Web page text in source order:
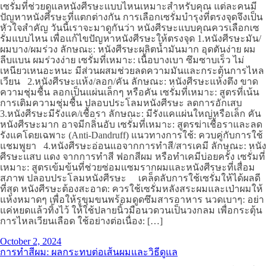
เซรั่มที่ช่วยดูแลหนังศีรษะแบบไหนเหมาะสำหรับคุณ แต่ละคนมี
ปัญหาหนังศีรษะที่แตกต่างกัน การเลือกเซรั่มบำรุงที่ตรงจุดจึงเป็น
หัวใจสำคัญ วันนี้เราจะมาดูกันว่า หนังศีรษะแบบคุณควรเลือกเซ
รั่มแบบไหน เพื่อแก้ไขปัญหาหนังศีรษะให้ตรงจุด 1.หนังศีรษะมัน/
ผมบาง/ผมร่วง ลักษณะ: หนังศีรษะผลิตน้ำมันมาก อุดตันง่าย ผม
ลีบแบน ผมร่วงง่าย เซรั่มที่เหมาะ: เนื้อบางเบา ซึมซาบเร็ว ไม่
เหนียวเหนอะหนะ มีส่วนผสมช่วยลดความมันและกระตุ้นการไหล
เวียน 2.หนังศีรษะแห้ง/ลอก/คัน ลักษณะ: หนังศีรษะแห้งตึง ขาด
ความชุ่มชื้น ลอกเป็นแผ่นเล็กๆ หรือคัน เซรั่มที่เหมาะ: สูตรที่เน้น
การเติมความชุ่มชื้น ปลอบประโลมหนังศีรษะ ลดการอักเสบ
3.หนังศีรษะมีรังแค/เชื้อรา ลักษณะ: มีรังแคแผ่นใหญ่หรือเล็ก คัน
หนังศีรษะมาก อาจมีกลิ่นอับ เซรั่มที่เหมาะ: สูตรฆ่าเชื้อราและลด
รังแคโดยเฉพาะ (Anti-Dandruff) แนวทางการใช้: ควบคู่กับการใช้
แชมพูยา 4.หนังศีรษะอ่อนแอจากการทำสี/สารเคมี ลักษณะ: หนัง
ศีรษะแสบ แดง จากการทำสี ฟอกสีผม หรือทำเคมีบ่อยครั้ง เซรั่มที่
เหมาะ: สูตรเข้มข้นที่ช่วยซ่อมแซมรากผมและหนังศีรษะที่เสื่อม
สภาพ ปลอบประโลมหนังศีรษะ เคล็ดลับการใช้เซรั่มให้ได้ผลดี
ที่สุด หนังศีรษะต้องสะอาด: ควรใช้เซรั่มหลังสระผมและเป่าผมให้
แห้งหมาดๆ เพื่อให้รูขุมขนพร้อมดูดซึมสารอาหาร นวดเบาๆ: อย่า
แค่หยดแล้วทิ้งไว้ ให้ใช้ปลายนิ้วมือนวดวนเป็นวงกลม เพื่อกระตุ้น
การไหลเวียนเลือด ใช้อย่างต่อเนื่อง: […]
October 2, 2024
การทำสีผม: ผลกระทบต่อเส้นผมและวิธีดูแล